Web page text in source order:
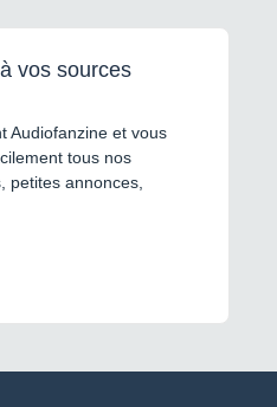
vos sources
Audiofanzine et vous
tous nos
petites annonces,